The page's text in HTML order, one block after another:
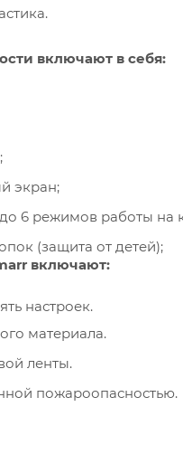
включают в себя:
экран;
6 режимов работы на
(защита от детей);
настроек.
включают:
материала.
ленты.
пожароопасностью.